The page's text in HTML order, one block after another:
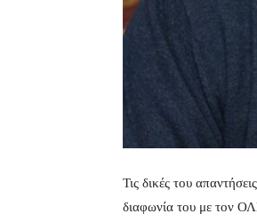
Τις δικές του
διαφωνία του με τον